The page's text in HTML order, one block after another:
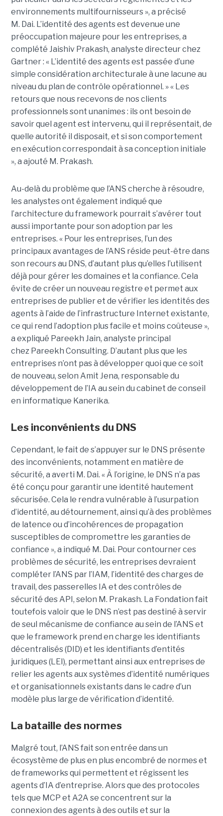
environnements multifournisseurs », a précisé
M. Dai. L’identité des agents est devenue une
préoccupation majeure pour les entreprises, a
complété Jaishiv Prakash, analyste directeur chez
Gartner : « L’identité des agents est passée d’une
simple considération architecturale à une lacune au
niveau du plan de contrôle opérationnel. »« Les
retours que nous recevons de nos clients
professionnels sont unanimes : ils ont besoin de
savoir quel agent est intervenu, qui il représentait, de
quelle autorité il disposait, et si son comportement
en exécution correspondait à sa conception initiale
», a ajouté M. Prakash.
Au-delà du problème que l’ANS cherche à résoudre,
les analystes ont également indiqué que
l’architecture du framework pourrait s’avérer tout
aussi importante pour son adoption par les
entreprises. « Pour les entreprises, l’un des
principaux avantages de l’ANS réside peut-être dans
son recours au DNS, d’autant plus qu’elles l’utilisent
déjà pour gérer les domaines et la confiance. Cela
évite de créer un nouveau registre et permet aux
entreprises de publier et de vérifier les identités des
agents à l’aide de l’infrastructure Internet existante,
ce qui rend l’adoption plus facile et moins coûteuse »,
a expliqué Pareekh Jain, analyste principal
chez Pareekh Consulting. D’autant plus que les
entreprises n’ont pas à développer quoi que ce soit
de nouveau, selon Amit Jena, responsable du
développement de l’IA au sein du cabinet de conseil
en informatique Kanerika.
Les inconvénients du DNS
Cependant, le fait de s’appuyer sur le DNS présente
des inconvénients, notamment en matière de
sécurité, a averti M. Dai. « À l’origine, le DNS n’a pas
été conçu pour garantir une identité hautement
sécurisée. Cela le rendra vulnérable à l’usurpation
d’identité, au détournement, ainsi qu’à des problèmes
de latence ou d’incohérences de propagation
susceptibles de compromettre les garanties de
confiance », a indiqué M. Dai. Pour contourner ces
problèmes de sécurité, les entreprises devraient
compléter l’ANS par l’ IAM, l’identité des charges de
travail, des passerelles IA et des contrôles de
sécurité des API, selon M. Prakash. La Fondation fait
toutefois valoir que le DNS n’est pas destiné à servir
de seul mécanisme de confiance au sein de l’ANS et
que le framework prend en charge les identifiants
décentralisés (DID) et les identifiants d’entités
juridiques (LEI), permettant ainsi aux entreprises de
relier les agents aux systèmes d’identité numériques
et organisationnels existants dans le cadre d’un
modèle plus large de vérification d’identité.
La bataille des normes
Malgré tout, l’ANS fait son entrée dans un
écosystème de plus en plus encombré de normes et
de frameworks qui permettent et régissent les
agents d’IA d’entreprise. Alors que des protocoles
tels que MCP et A2A se concentrent sur la
connexion des agents à des outils et sur la